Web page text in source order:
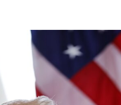
de Chile